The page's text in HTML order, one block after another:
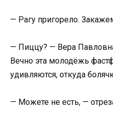
— Рагу пригорело.
— Пиццу? — Вера
Вечно эта молодёжь
удивляются, откуда
— Можете не есть, —